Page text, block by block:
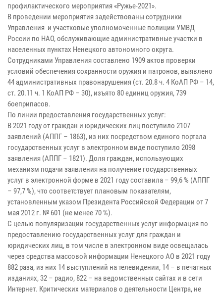
профилактического мероприятия «Ружье-2021».
В проведении мероприятия задействованы сотрудники
Управления и участковые уполномоченные полиции УМВД
России по НАО, обслуживающие административные участки в
населенных пунктах Ненецкого автономного округа.
Сотрудниками Управления составлено 1909 актов проверки
условий обеспечения сохранности оружия и патронов, выявлено
44 административных правонарушения (ст. 20.8 ч. 4 КоАП РФ – 14,
ст. 20.11 ч. 1 КоАП РФ – 30), изъято 80 единиц оружия, 739
боеприпасов.
По линии предоставления государственных услуг:
В 2021 году от граждан и юридических лиц поступило 2107
заявлений (АППГ – 1863), из них посредством единого портала
государственных услуг в электронном виде поступило 2098
заявления (АППГ – 1821). Доля граждан, использующих
механизм подачи заявления на получение государственных
услуг в электронной форме в 2021 году составила – 99,6 % (АППГ
– 97,7 %), что соответствует плановым показателям,
установленным указом Президента Российской Федерации от 7
мая 2012 г. № 601 (не менее 70 %).
С целью популяризации государственных услуг информация по
предоставлению государственных услуг для граждан и
юридических лиц, в том числе в электронном виде освещалась
через средства массовой информации Ненецкого АО в 2021 году
882 раза, из них 14 выступлений на телевидении, 14 – в печатных
изданиях, 32 – радио, 822 – на ведомственных сайтах и в сети
Интернет. Критических материалов о деятельности Центра, не